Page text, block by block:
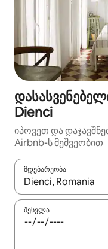
Dienci
იპოვეთ და
Airbnb-ს მეშვეობით
მდებარეობა
როცა შედეგები
შესვლა